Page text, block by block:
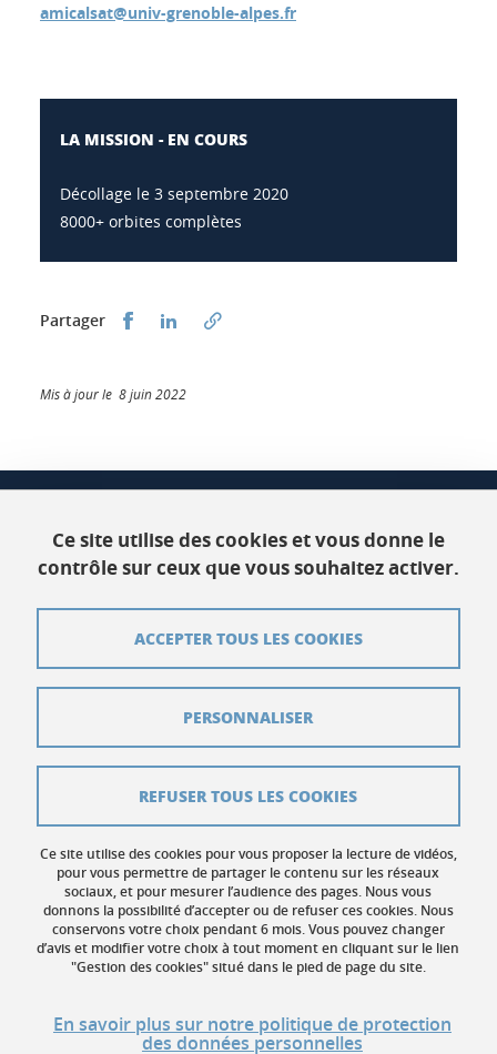
amicalsat@univ-grenoble-alpes.fr
LA MISSION - EN COURS
Décollage le 3 septembre 2020
8000+ orbites complètes
Partager Partager sur Facebook
Partager sur LinkedIn
Mis à jour le 8 juin 2022
Bâtiment C Phitem
120 rue de la piscine
38400 Saint-Martin-d'Hères
Plan du site
Données personnelles
Gestion des cookies
Accessibilité : non conforme
Ce site utilise des cookies et vous donne le
contrôle sur ceux que vous souhaitez activer.
Ce site utilise des cookies pour vous proposer la lecture de vidéos,
pour vous permettre de partager le contenu sur les réseaux
sociaux, et pour mesurer l’audience des pages. Nous vous
donnons la possibilité d’accepter ou de refuser ces cookies. Nous
conservons votre choix pendant 6 mois. Vous pouvez changer
d’avis et modifier votre choix à tout moment en cliquant sur le lien
"Gestion des cookies" situé dans le pied de page du site.
En savoir plus sur notre politique de protection
des données personnelles
ACCEPTER TOUS LES COOKIES
REFUSER TOUS LES COOKIES
PERSONNALISER